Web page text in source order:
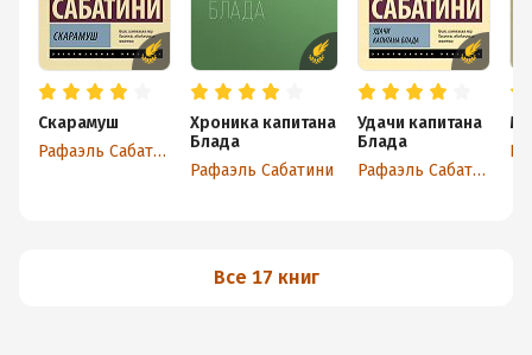
Скарамуш
Рафаэль Сабатини
Хроника капитана
Блада
Рафаэль Сабатини
Удачи капитана
Блада
Рафаэль Сабатини
Все 17 книг